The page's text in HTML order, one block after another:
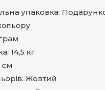
упаковка:
14,5 кг
cм
Жовтий